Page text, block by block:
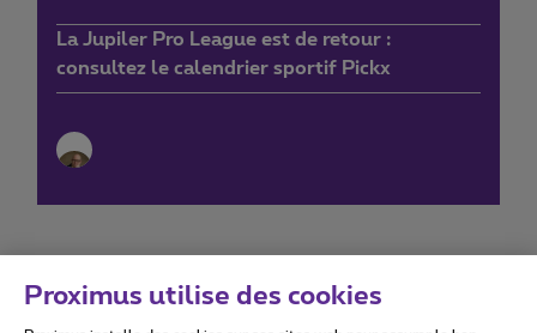
La Jupiler Pro League est de retour :
consultez le calendrier sportif Pickx
Proximus utilise des cookies